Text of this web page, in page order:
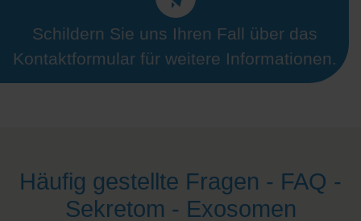
Schildern Sie uns Ihren Fall über das
Kontaktformular für weitere Informationen.
Häufig gestellte Fragen - FAQ -
Sekretom - Exosomen